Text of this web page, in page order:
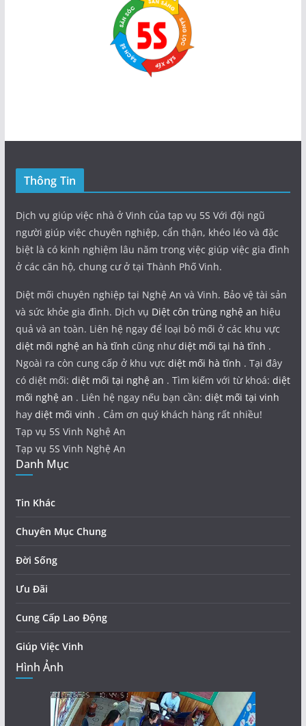
Thông Tin
Dịch vụ giúp việc nhà ở Vinh của tạp vụ 5S Với đội ngũ
người giúp việc chuyên nghiệp, cẩn thận, khéo léo và đặc
biệt là có kinh nghiệm lâu năm trong việc giúp việc gia đình
ở các căn hộ, chung cư ở tại Thành Phố Vinh.
Diệt mối chuyên nghiệp tại Nghệ An và Vinh. Bảo vệ tài sản
và sức khỏe gia đình. Dịch vụ Diệt côn trùng nghệ an hiệu
quả và an toàn. Liên hệ ngay để loại bỏ mối ở các khu vực
diệt mối nghệ an hà tĩnh cũng nhưdiệt mối tại hà tĩnh .
Ngoài ra còn cung cấp ở khu vực diệt mối hà tĩnh . Tại đây
có diệt mối: diệt mối tại nghệ an . Tìm kiếm với từ khoá: diệt
mối nghệ an . Liên hệ ngay nếu bạn cần: diệt mối tại vinh
hay diệt mối vinh . Cảm ơn quý khách hàng rất nhiều!
Tạp vụ 5S Vinh Nghệ An
Tạp vụ 5S Vinh Nghệ An
Danh Mục
Tin Khác
Chuyên Mục Chung
Đời Sống
Ưu Đãi
Cung Cấp Lao Động
Giúp Việc Vinh
Hình Ảnh